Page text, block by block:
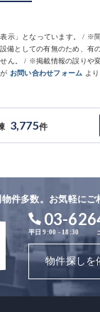
示」となっています。 / ※
備としての有無のため、有
ん。 / ※掲載情報の誤りや
お問い合わせフォーム よ
3,775件
件多数。お気軽にご
03-
平日 9:00 - 18:30
物件探しを